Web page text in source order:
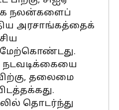
நலன்களைப்
அரசாங்கத்தைக்
தலைமை
தொடர்ந்து